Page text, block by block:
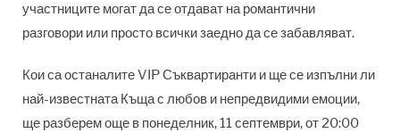
участниците могат да се отдават на романтични
разговори или просто всички заедно да се забавляват.
Кои са останалите VIP Съквартиранти и ще се изпълни ли
най-известната Къща с любов и непредвидими емоции,
ще разберем още в понеделник, 11 септември, от 20:00